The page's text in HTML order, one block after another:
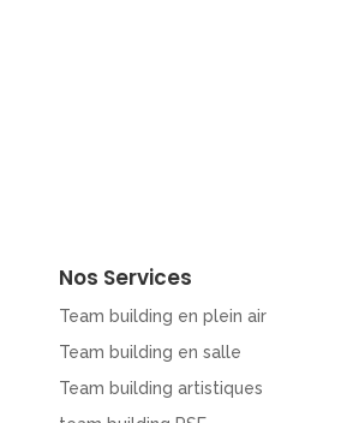
Nos Services
Team building en plein air
Team building en salle
Team building artistiques